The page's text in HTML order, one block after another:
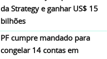
da Strategy e ganhar US$ 15
bilhões
PF cumpre mandado para
congelar 14 contas em